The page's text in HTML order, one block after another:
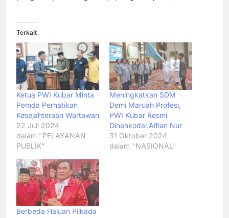
Terkait
Ketua PWI Kubar Minta
Pemda Perhatikan
Kesejahteraan Wartawan
22 Juli 2024
dalam "PELAYANAN
PUBLIK"
Meningkatkan SDM
Demi Maruah Profesi,
PWI Kubar Resmi
Dinahkodai Alfian Nur
31 Oktober 2024
dalam "NASIONAL"
Berbeda Haluan Pilkada